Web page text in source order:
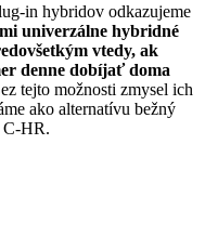
in hybridov odkazujeme
univerzálne hybridné
vtedy, ak
denne dobíjať doma
tejto možnosti zmysel ich
ako alternatívu bežný
C-HR.